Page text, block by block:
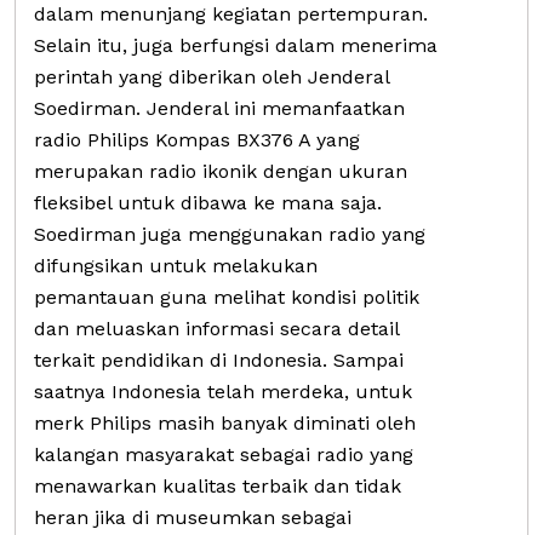
dalam menunjang kegiatan pertempuran.
Selain itu, juga berfungsi dalam menerima
perintah yang diberikan oleh Jenderal
Soedirman. Jenderal ini memanfaatkan
radio Philips Kompas BX376 A yang
merupakan radio ikonik dengan ukuran
fleksibel untuk dibawa ke mana saja.
Soedirman juga menggunakan radio yang
difungsikan untuk melakukan
pemantauan guna melihat kondisi politik
dan meluaskan informasi secara detail
terkait pendidikan di Indonesia. Sampai
saatnya Indonesia telah merdeka, untuk
merk Philips masih banyak diminati oleh
kalangan masyarakat sebagai radio yang
menawarkan kualitas terbaik dan tidak
heran jika di museumkan sebagai